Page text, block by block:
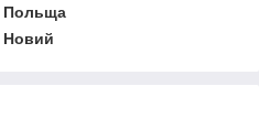
Польща
Новий